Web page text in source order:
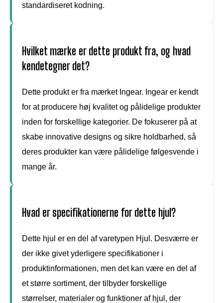
standardiseret kodning.
Hvilket mærke er dette produkt fra, og hvad
kendetegner det?
Dette produkt er fra mærket Ingear. Ingear er kendt
for at producere høj kvalitet og pålidelige produkter
inden for forskellige kategorier. De fokuserer på at
skabe innovative designs og sikre holdbarhed, så
deres produkter kan være pålidelige følgesvende i
mange år.
Hvad er specifikationerne for dette hjul?
Dette hjul er en del af varetypen Hjul. Desværre er
der ikke givet yderligere specifikationer i
produktinformationen, men det kan være en del af
et større sortiment, der tilbyder forskellige
størrelser, materialer og funktioner af hjul, der